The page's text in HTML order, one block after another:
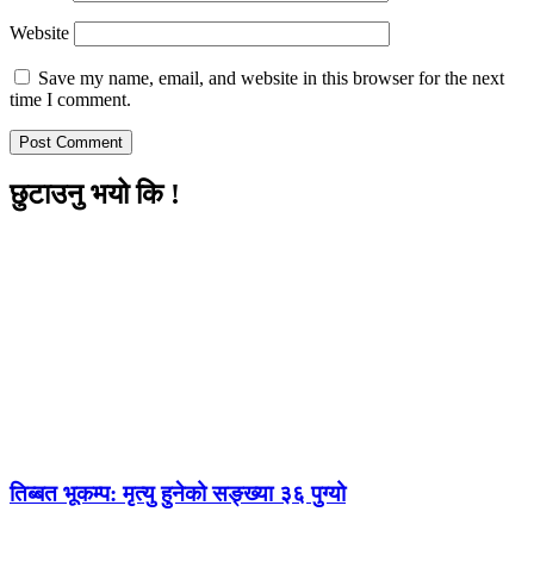
Website
Save my name, email, and website in this browser for the next
time I comment.
छुटाउनु भयो कि !
तिब्बत भूकम्प: मृत्यु हुनेको सङ्ख्या ३६ पुग्यो